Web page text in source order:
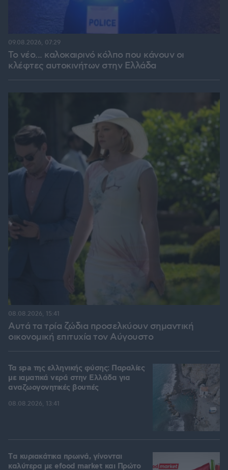
Το νέο... καλοκαιρινό κόλπο που κάνουν οι
κλέφτες αυτοκινήτων στην Ελλάδα
09.08.2026, 07:29
Αυτά τα τρία ζώδια προσελκύουν σημαντική
οικονομική επιτυχία τον Αύγουστο
08.08.2026, 15:41
Τα spa της ελληνικής φύσης: Παραλίες
με ιαματικά νερά στην Ελλάδα για
αναζωογονητικές βουτιές
08.08.2026, 13:41
Tα κυριακάτικα πρωινά, γίνονται
καλύτερα με efood market και Πρώτο